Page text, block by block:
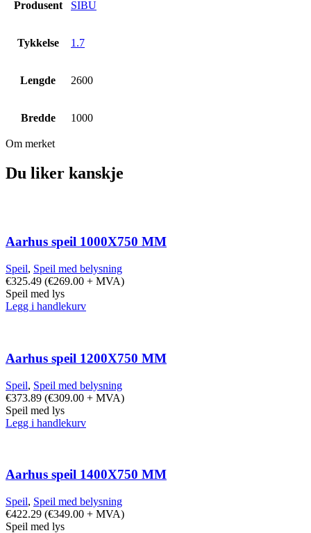
Produsent SIBU
Tykkelse 1.7
Lengde 2600
Bredde 1000
Om merket
Du liker kanskje
Aarhus speil 1000X750 MM
Speil, Speil med belysning
€325.49 (€269.00 + MVA)
Speil med lys
Legg i handlekurv
Aarhus speil 1200X750 MM
Speil, Speil med belysning
€373.89 (€309.00 + MVA)
Speil med lys
Legg i handlekurv
Aarhus speil 1400X750 MM
Speil, Speil med belysning
€422.29 (€349.00 + MVA)
Speil med lys